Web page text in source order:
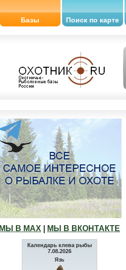
Базы Поиск по карте
МЫ В МАХ МЫ В ВКОНТАКТЕ
Календарь клева рыбы
7.08.2026
Язь